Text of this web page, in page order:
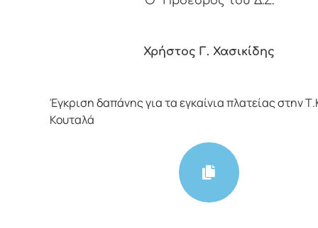
Χρήστος Γ. Χασικίδης
Έγκριση δαπάνης για τα εγκαίνια πλατείας στην
Κουταλά